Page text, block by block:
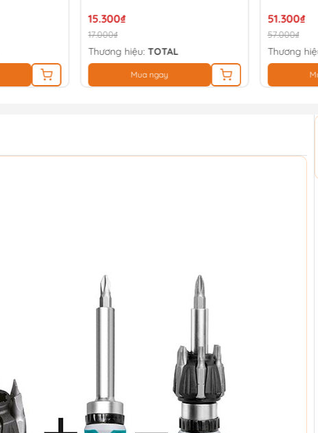
15.300₫
17.000₫
Thương hiệu: TOTAL
Mua ngay
51.300₫
57.000₫
Thương